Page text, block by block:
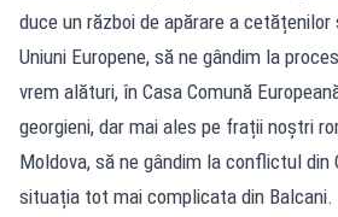
duce un război de apărare a cetățenilor
Uniuni Europene, să ne gândim la
vrem alături, în Casa Comună
georgieni, dar mai ales pe frații noștri
Moldova, să ne gândim la conflictul din
situația tot mai complicata din Balcani.